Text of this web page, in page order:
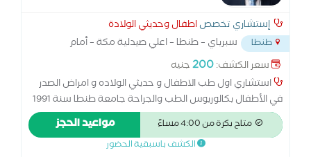
إستشاري تخصصاطفال وحديثي الولادة
طنطا
سبرباي – طنطا – اعلي صيدلية مكة – أمام
المستشفى العام....سعر الكشف:200جنيه
استشاري اول طب الاطفال و حديثي الولاده و امراض الصدر
في الأطفال بكالوريوس الطب والجراحة جامعة طنطا سنة 1991
ماجستير طب الاطفال و حديثي الولاده سنة 1995 جامعة طنطا
د الدكتور أيمن عبدالعزيز واحدًا من أبرز الأسماء في مجال طب
الأطفال وحديثي الولادة بمحافظة الغربية، بخبرة طبية متميزة
متاح بكرة من 4:00 مساءً مواعيد الحجز
الكشف باسبقية الحضور